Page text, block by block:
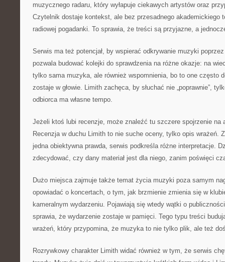
muzycznego radaru, który wyłapuje ciekawych artystów oraz
Czytelnik dostaje kontekst, ale bez przesadnego akademickiego
radiowej pogadanki. To sprawia, że treści są przyjazne, a
Serwis ma też potencjał, by wspierać odkrywanie muzyki
pozwala budować kolejki do sprawdzenia na różne okazje: na
tylko sama muzyka, ale również wspomnienia, bo to one często
zostaje w głowie. Limith zachęca, by słuchać nie „poprawnie”,
odbiorca ma własne tempo.
Jeżeli ktoś lubi recenzje, może znaleźć tu szczere spojrzenie na
Recenzja w duchu Limith to nie suche oceny, tylko opis wrażeń.
jedna obiektywna prawda, serwis podkreśla różne interpretacje.
zdecydować, czy dany materiał jest dla niego, zanim poświęci
Dużo miejsca zajmuje także temat życia muzyki poza samym
opowiadać o koncertach, o tym, jak brzmienie zmienia się w
kameralnym wydarzeniu. Pojawiają się wtedy wątki o
sprawia, że wydarzenie zostaje w pamięci. Tego typu treści
wrażeń, który przypomina, że muzyka to nie tylko plik, ale też
Rozrywkowy charakter Limith widać również w tym, że serwis